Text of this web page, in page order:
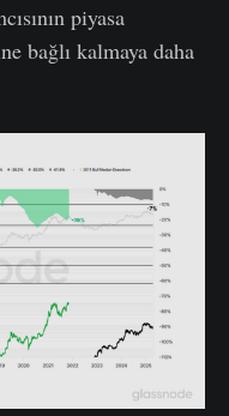
piyasa
bağlı kalmaya daha